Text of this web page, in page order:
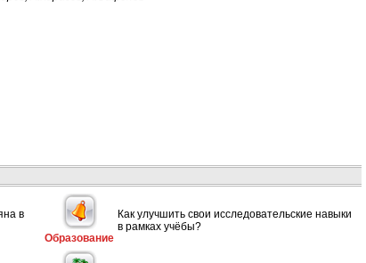
в
Образование
Как улучшить свои исследовательские навыки
в рамках учёбы?